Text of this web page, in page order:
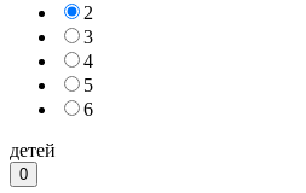
2
3
4
5
6
детей
0